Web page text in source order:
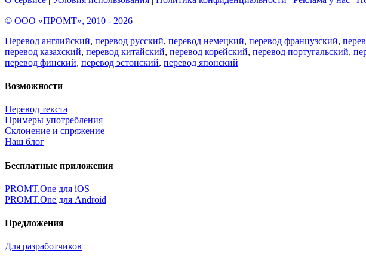
© ООО «ПРОМТ», 2010 - 2026
Перевод английский, перевод русский, перевод немецкий, перевод французский,
перевод казахский, перевод китайский, перевод корейский, перевод португальский,
перевод финский, перевод эстонский, перевод японский
Возможности
Перевод текста
Примеры употребления
Склонение и спряжение
Наш блог
Бесплатные приложения
PROMT.One для iOS
PROMT.One для Android
Предложения
Для разработчиков